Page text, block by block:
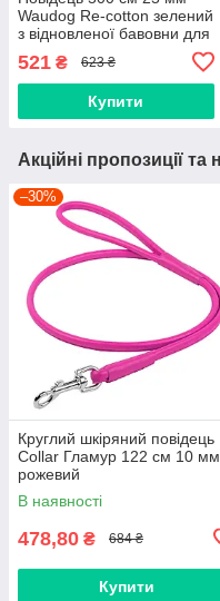
Waudog Re-cotton зелений
з відновленої бавовни для
521 ₴ 623 ₴
Купити
Акційні пропозиції та
–30%
Круглий шкіряний повідець
Collar Гламур 122 см 10 мм
рожевий
В наявності
478,80 ₴ 684 ₴
Купити